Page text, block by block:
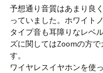
ー
ヤ
ー
予想通り音質はあまり良
っていました。ホワイト
タイプ音も耳障りなレベ
ズに関してはZoomの方
す。
ワイヤレスイヤホンを使